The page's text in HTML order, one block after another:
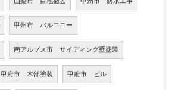
甲州市 バルコニー
南アルプス市 サイディング壁塗装
甲府市 木部塗装 甲府市 ビル